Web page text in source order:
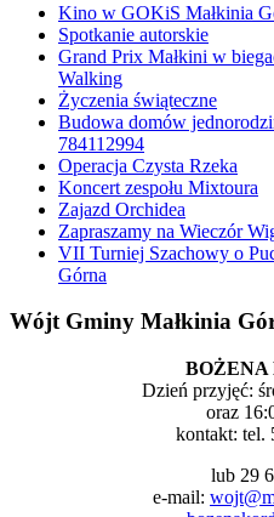
Kino w GOKiS Małkinia
Spotkanie autorskie
Grand Prix Małkini w
Walking
Życzenia świąteczne
Budowa domów
784112994
Operacja Czysta Rzeka
Koncert zespołu Mixtoura
Zajazd Orchidea
Zapraszamy na Wieczór
VII Turniej Szachowy o
Górna
Wójt Gminy Małkinia
BOŻENA
Dzień przyjęć:
oraz
kontakt: tel.
lub 29
e-mail: